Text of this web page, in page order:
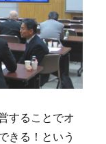
することでオ
きる！という